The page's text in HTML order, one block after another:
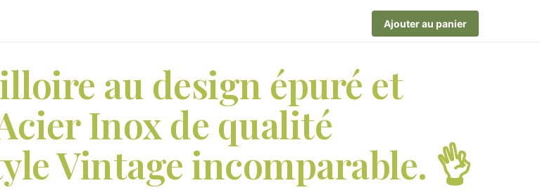
Ajouter au panier
au design épuré et
Inox de qualité
Vintage incomparable. 👌